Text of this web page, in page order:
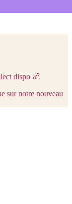
dispo 🥖
sur notre nouveau